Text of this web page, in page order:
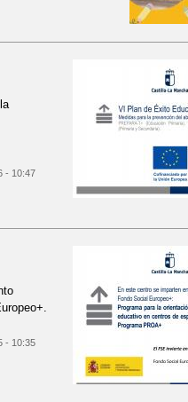
- 10:47
- 10:35